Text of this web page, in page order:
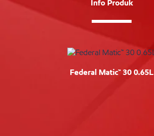
Info Produk
Federal Matic™ 30 0.65L